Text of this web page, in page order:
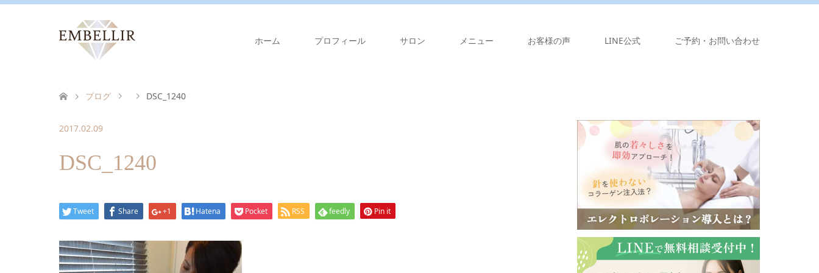
ホーム プロフィール サロン メニュー お客様の声 LINE公式 ご予約・お問い合わせ
ブログ DSC_1240
2017.02.09
DSC_1240
Tweet Share +1 Hatena Pocket RSS feedly Pin it